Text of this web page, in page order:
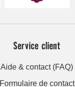
Service client
Aide & contact (FAQ)
Formulaire de contact